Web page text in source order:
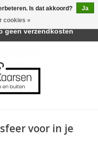
voor in je
Is dat akkoord?
Ja
cookies »
Cadeau | Belvederelaan
geen verzendkosten